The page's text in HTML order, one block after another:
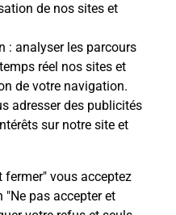
de nos sites et
: analyser les parcours
réel nos sites et
de votre navigation.
adresser des publicités
sur notre site et
fermer" vous acceptez
pas accepter et
téléalarme dans
de la route